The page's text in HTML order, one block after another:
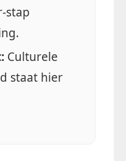
stap
Culturele
staat hier